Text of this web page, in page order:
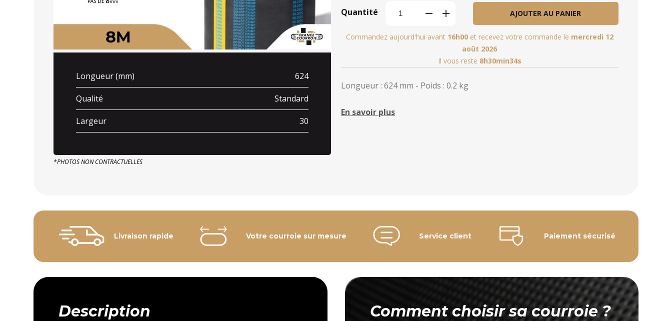
Longueur (mm) 624
Qualité Standard
Largeur 30
*PHOTOS NON CONTRACTUELLES
Quantité AJOUTER AU PANIER
Commandez aujourd'hui avant 16h00et recevez votre commande le mercredi 12
août 2026
Il vous reste 8h30min32s
Longueur : 624 mm - Poids : 0.2 kg
En savoir plus
Livraison rapide Votre courroie sur mesure Service client Paiement sécurisé
Description Comment choisir sa courroie ?